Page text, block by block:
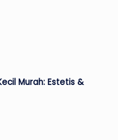
Murah: Estetis &